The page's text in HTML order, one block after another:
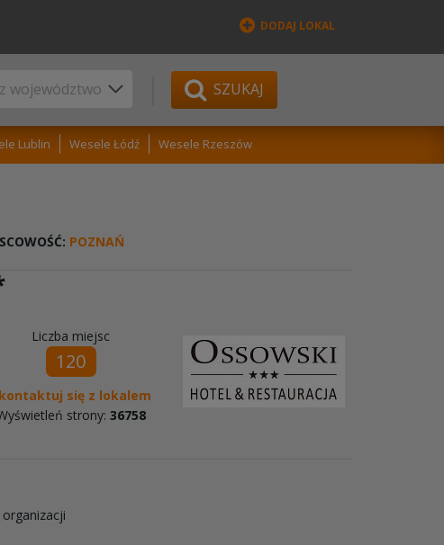
DODAJ LOKAL
SZUKAJ
Lublin Wesele Łódź Wesele Rzeszów
POZNAŃ
Liczba miejsc
120
się z lokalem
strony: 36758